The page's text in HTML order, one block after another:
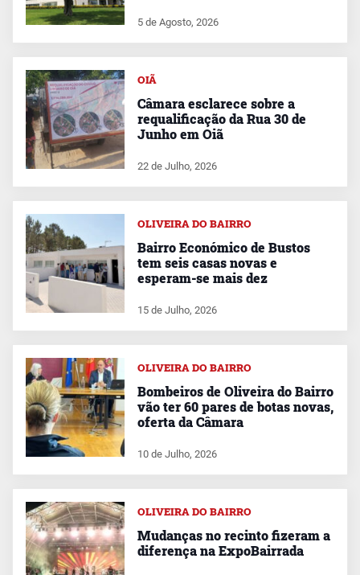
5 de Agosto, 2026
OIÃ
Câmara esclarece sobre a
requalificação da Rua 30 de
Junho em Oiã
22 de Julho, 2026
OLIVEIRA DO BAIRRO
Bairro Económico de Bustos
tem seis casas novas e
esperam-se mais dez
15 de Julho, 2026
OLIVEIRA DO BAIRRO
Bombeiros de Oliveira do Bairro
vão ter 60 pares de botas novas,
oferta da Câmara
10 de Julho, 2026
OLIVEIRA DO BAIRRO
Mudanças no recinto fizeram a
diferença na ExpoBairrada